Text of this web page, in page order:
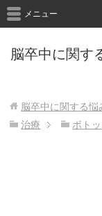
脳卒中に関す
メニュー
脳卒中に関する
治療
ボト